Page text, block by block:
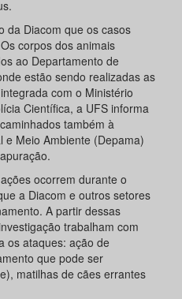
da Diacom que os casos
corpos dos animais
ao Departamento de
estão sendo realizadas as
com o Ministério
Científica, a UFS informa
também à
e Meio Ambiente (Depama)
ocorrem durante o
a Diacom e outros setores
A partir dessas
trabalham com
os ataques: ação de
que pode ser
matilhas de cães errantes